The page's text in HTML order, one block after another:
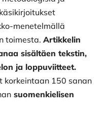
menetelmällä
toimesta. Artikkelin
sisältäen tekstin,
ja loppuviitteet.
150 sanan
suomenkielisen